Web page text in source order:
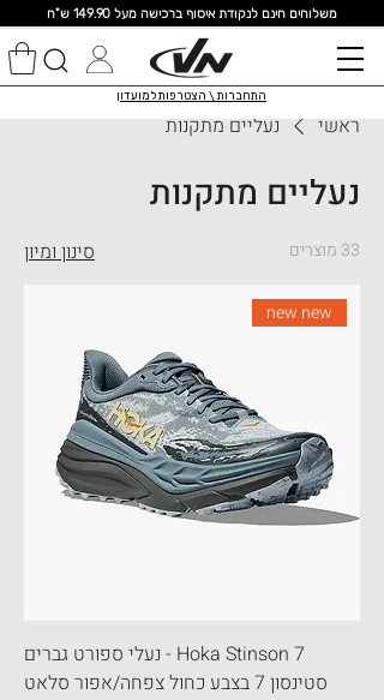
משלוחים חינם לנקודת איסוף ברכישה מעל 149.90 ש"ח
התחברות \ הצטרפות למועדון
ראשי נעליים מתקנות
נעליים מתקנות
33 מוצרים סינון ומיון
new new
Hoka Stinson 7 - נעלי ספורט גברים
סטינסון 7 בצבע כחול צפחה/אפור סלאט